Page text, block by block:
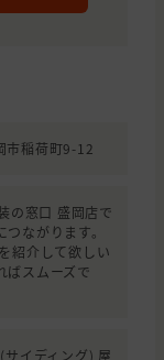
市稲荷町9-12
の窓口 盛岡店で
ながります。
紹介して欲しい
ばスムーズで
イディング) 屋